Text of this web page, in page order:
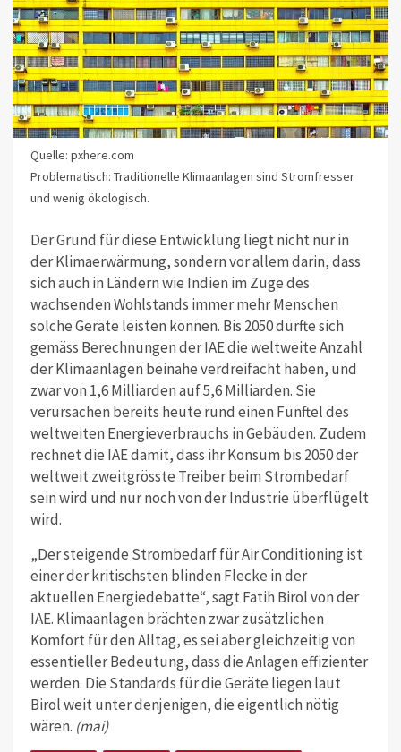
Quelle: pxhere.com
Problematisch: Traditionelle Klimaanlagen sind Stromfresser
und wenig ökologisch.
Der Grund für diese Entwicklung liegt nicht nur in
der Klimaerwärmung, sondern vor allem darin, dass
sich auch in Ländern wie Indien im Zuge des
wachsenden Wohlstands immer mehr Menschen
solche Geräte leisten können. Bis 2050 dürfte sich
gemäss Berechnungen der IAE die weltweite Anzahl
der Klimaanlagen beinahe verdreifacht haben, und
zwar von 1,6 Milliarden auf 5,6 Milliarden. Sie
verursachen bereits heute rund einen Fünftel des
weltweiten Energieverbrauchs in Gebäuden. Zudem
rechnet die IAE damit, dass ihr Konsum bis 2050 der
weltweit zweitgrösste Treiber beim Strombedarf
sein wird und nur noch von der Industrie überflügelt
wird.
„Der steigende Strombedarf für Air Conditioning ist
einer der kritischsten blinden Flecke in der
aktuellen Energiedebatte“, sagt Fatih Birol von der
IAE. Klimaanlagen brächten zwar zusätzlichen
Komfort für den Alltag, es sei aber gleichzeitig von
essentieller Bedeutung, dass die Anlagen effizienter
werden. Die Standards für die Geräte liegen laut
Birol weit unter denjenigen, die eigentlich nötig
wären. (mai)